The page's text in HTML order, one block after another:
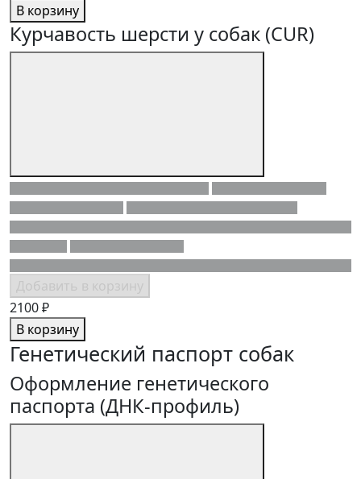
В корзину
Курчавость шерсти у собак (CUR)
2100 ₽
В корзину
Генетический паспорт собак
Оформление генетического
паспорта (ДНК-профиль)